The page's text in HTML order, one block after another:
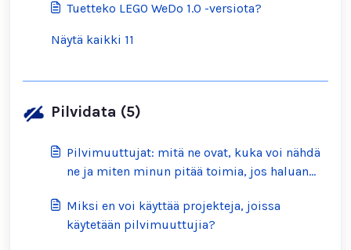
Tuetteko LEGO WeDo 1.0 -versiota?
Näytä kaikki 11
Pilvidata (5)
Pilvimuuttujat: mitä ne ovat, kuka voi nähdä
ne ja miten minun pitää toimia, jos haluan
Miksi en voi käyttää projekteja, joissa
käytetään pilvimuuttujia?